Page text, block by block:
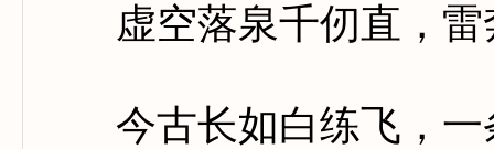
虚空落泉千仞直，雷
今古长如白练飞，一